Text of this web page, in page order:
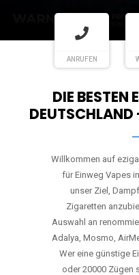
ANRUFEN
DIE BESTEN
DEUTSCHLAND
Willkommen auf
für Einweg Vapes
unser Ziel,
Zigaretten
Auswahl an
Adalya, Mosmo,
Wer eine günstige
oder 20000 Zügen